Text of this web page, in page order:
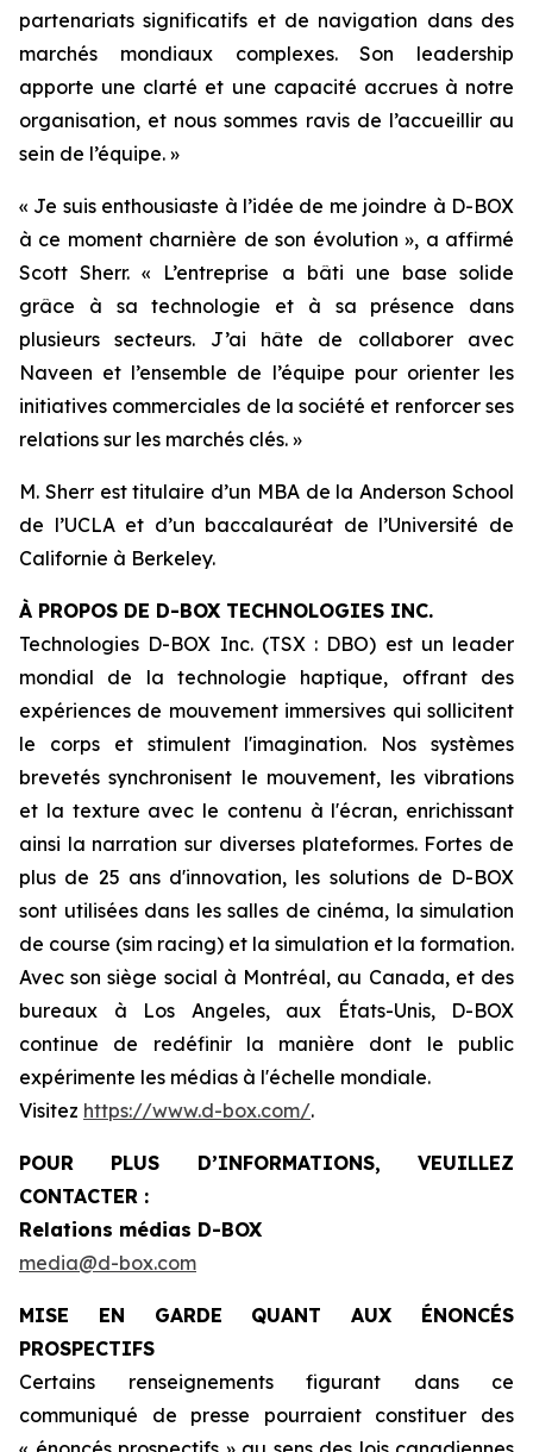
partenariats significatifs et de navigation dans des
marchés mondiaux complexes. Son leadership
apporte une clarté et une capacité accrues à notre
organisation, et nous sommes ravis de l’accueillir au
sein de l’équipe. »
« Je suis enthousiaste à l’idée de me joindre à D-BOX
à ce moment charnière de son évolution », a affirmé
Scott Sherr. « L’entreprise a bâti une base solide
grâce à sa technologie et à sa présence dans
plusieurs secteurs. J’ai hâte de collaborer avec
Naveen et l’ensemble de l’équipe pour orienter les
initiatives commerciales de la société et renforcer ses
relations sur les marchés clés. »
M. Sherr est titulaire d’un MBA de la Anderson School
de l’UCLA et d’un baccalauréat de l’Université de
Californie à Berkeley.
À PROPOS DE D-BOX TECHNOLOGIES INC.
Technologies D-BOX Inc. (TSX : DBO) est un leader
mondial de la technologie haptique, offrant des
expériences de mouvement immersives qui sollicitent
le corps et stimulent l'imagination. Nos systèmes
brevetés synchronisent le mouvement, les vibrations
et la texture avec le contenu à l'écran, enrichissant
ainsi la narration sur diverses plateformes. Fortes de
plus de 25 ans d'innovation, les solutions de D-BOX
sont utilisées dans les salles de cinéma, la simulation
de course (sim racing) et la simulation et la formation.
Avec son siège social à Montréal, au Canada, et des
bureaux à Los Angeles, aux États-Unis, D-BOX
continue de redéfinir la manière dont le public
expérimente les médias à l'échelle mondiale.
Visitez https://www.d-box.com/.
POUR PLUS D’INFORMATIONS, VEUILLEZ
CONTACTER :
Relations médias D-BOX
media@d-box.com
MISE EN GARDE QUANT AUX ÉNONCÉS
PROSPECTIFS
Certains renseignements figurant dans ce
communiqué de presse pourraient constituer des